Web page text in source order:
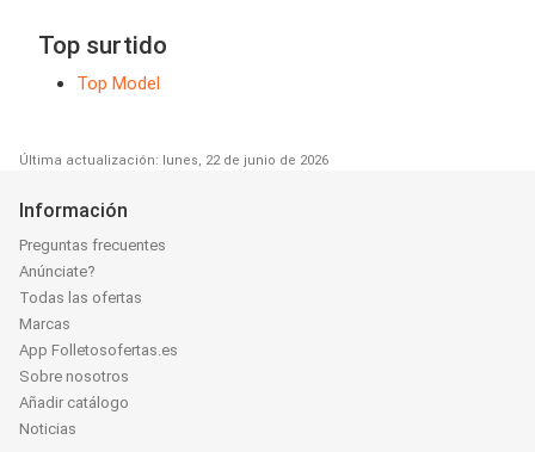
Top surtido
Top Model
Última actualización: lunes, 22 de junio de 2026
Información
Preguntas frecuentes
Anúnciate?
Todas las ofertas
Marcas
App Folletosofertas.es
Sobre nosotros
Añadir catálogo
Noticias